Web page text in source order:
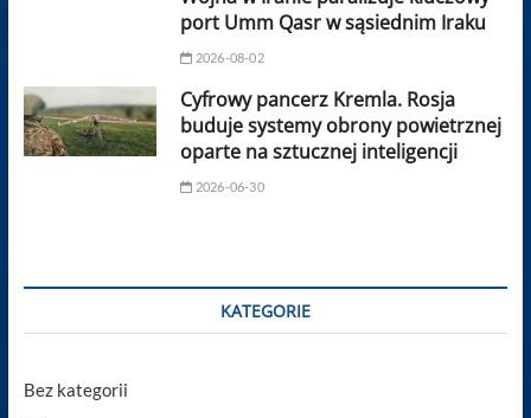
port Umm Qasr w sąsiednim Iraku
2026-08-02
Cyfrowy pancerz Kremla. Rosja
buduje systemy obrony powietrznej
oparte na sztucznej inteligencji
2026-06-30
KATEGORIE
Bez kategorii